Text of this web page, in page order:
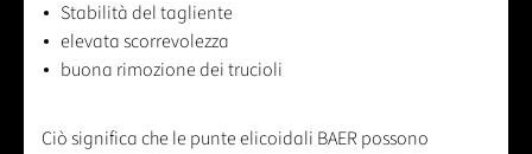
Stabilità del tagliente
elevata scorrevolezza
buona rimozione dei trucioli
Ciò significa che le punte elicoidali BAER possono